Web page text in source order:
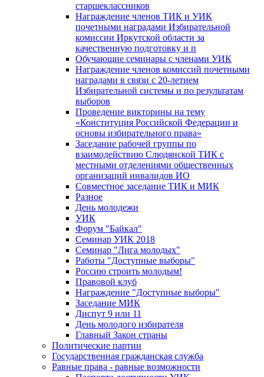
старшеклассников
Награждение членов ТИК и УИК
почетными наградами Избирательной
комиссии Иркутской области за
качественную подготовку и п
Обучающие семинары с членами УИК
Награждение членов комиссий почетными
наградами в связи с 20-летием
Избирательной системы и по результатам
выборов
Проведение викторины на тему
«Конституция Российской Федерации и
основы избирательного права»
Заседание рабочей группы по
взаимодействию Слюдянской ТИК с
местными отделениями общественных
организаций инвалидов ИО
Совместное заседание ТИК и МИК
Разное
День молодежи
УИК
Форум "Байкал"
Семинар УИК 2018
Семинар "Лига молодых"
Работы "Доступные выборы"
Россию строить молодым!
Правовой клуб
Награждение "Доступные выборы"
Заседание МИК
Диспут 9 или 11
День молодого избирателя
Главный Закон страны
Политические партии
Государственная гражданская служба
Равные права - равные возможности